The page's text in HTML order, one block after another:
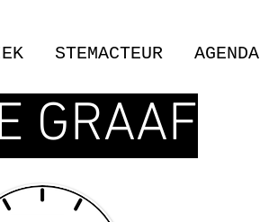
STEMACTEUR AGENDA
GRAAF